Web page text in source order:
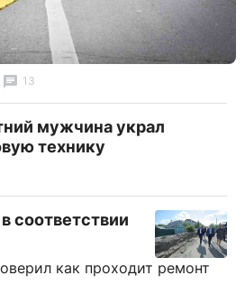
13
мужчина украл
технику
соответствии
как проходит ремонт